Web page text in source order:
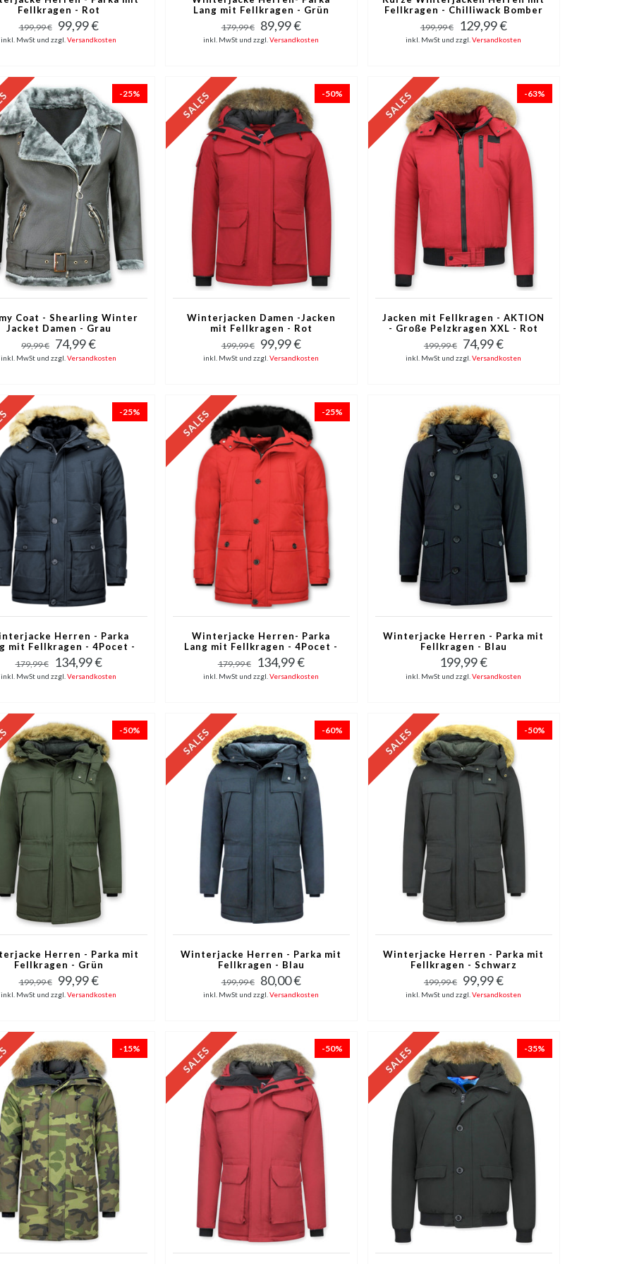
Fellkragen - Rot
199,99 € 99,99 €
inkl. MwSt und zzgl.Versandkosten
Lang mit Fellkragen - Grün
179,99 € 89,99 €
inkl. MwSt und zzgl.Versandkosten
Fellkragen - Chilliwack Bomber
- Grün
199,99 € 129,99 €
inkl. MwSt und zzgl.Versandkosten
-25%
Coat - Shearling Winter
Jacket Damen - Grau
99,99 € 74,99 €
inkl. MwSt und zzgl.Versandkosten
-50%
Winterjacken Damen -Jacken
mit Fellkragen - Rot
199,99 € 99,99 €
inkl. MwSt und zzgl.Versandkosten
-63%
Jacken mit Fellkragen - AKTION
- Große Pelzkragen XXL - Rot
199,99 € 74,99 €
inkl. MwSt und zzgl.Versandkosten
-25%
Herren - Parka
mit Fellkragen - 4Pocet -
Blau
179,99 € 134,99 €
inkl. MwSt und zzgl.Versandkosten
-25%
Winterjacke Herren- Parka
Lang mit Fellkragen - 4Pocet -
Rot
179,99 € 134,99 €
inkl. MwSt und zzgl.Versandkosten
Winterjacke Herren - Parka mit
Fellkragen - Blau
199,99 €
inkl. MwSt und zzgl.Versandkosten
-50%
Herren - Parka mit
Fellkragen - Grün
199,99 € 99,99 €
inkl. MwSt und zzgl.Versandkosten
-60%
Winterjacke Herren - Parka mit
Fellkragen - Blau
199,99 € 80,00 €
inkl. MwSt und zzgl.Versandkosten
-50%
Winterjacke Herren - Parka mit
Fellkragen - Schwarz
199,99 € 99,99 €
inkl. MwSt und zzgl.Versandkosten
-15% -50% -35%